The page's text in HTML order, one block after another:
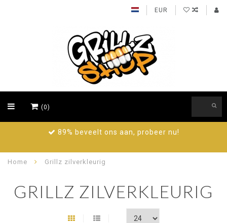
EUR
(0)
89% beveelt ons aan, probeer nu!
Home Grillz zilverkleurig
GRILLZ ZILVERKLEURIG